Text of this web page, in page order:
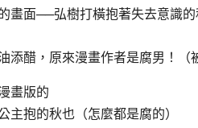
畫面──弘樹打橫抱著失去意識
添醋，原來漫畫作者是腐男！（
畫版的
主抱的秋也（怎麼都是腐的）